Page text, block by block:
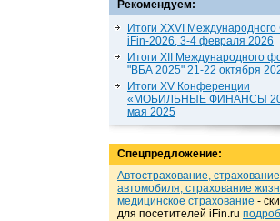
Рекомендуем:
Итоги XXVI
iFin-2026, 3-4 февраля 2026
Итоги XII Международного
"ВБА 2025" 21-22 октября
Итоги XV Конференции
«МОБИЛЬНЫЕ ФИНАНСЫ
мая 2025
Спецпредложение:
Автострахование, страхование
автомобиля, страхование
медицинское страхование -
для посетителей iFin.ru